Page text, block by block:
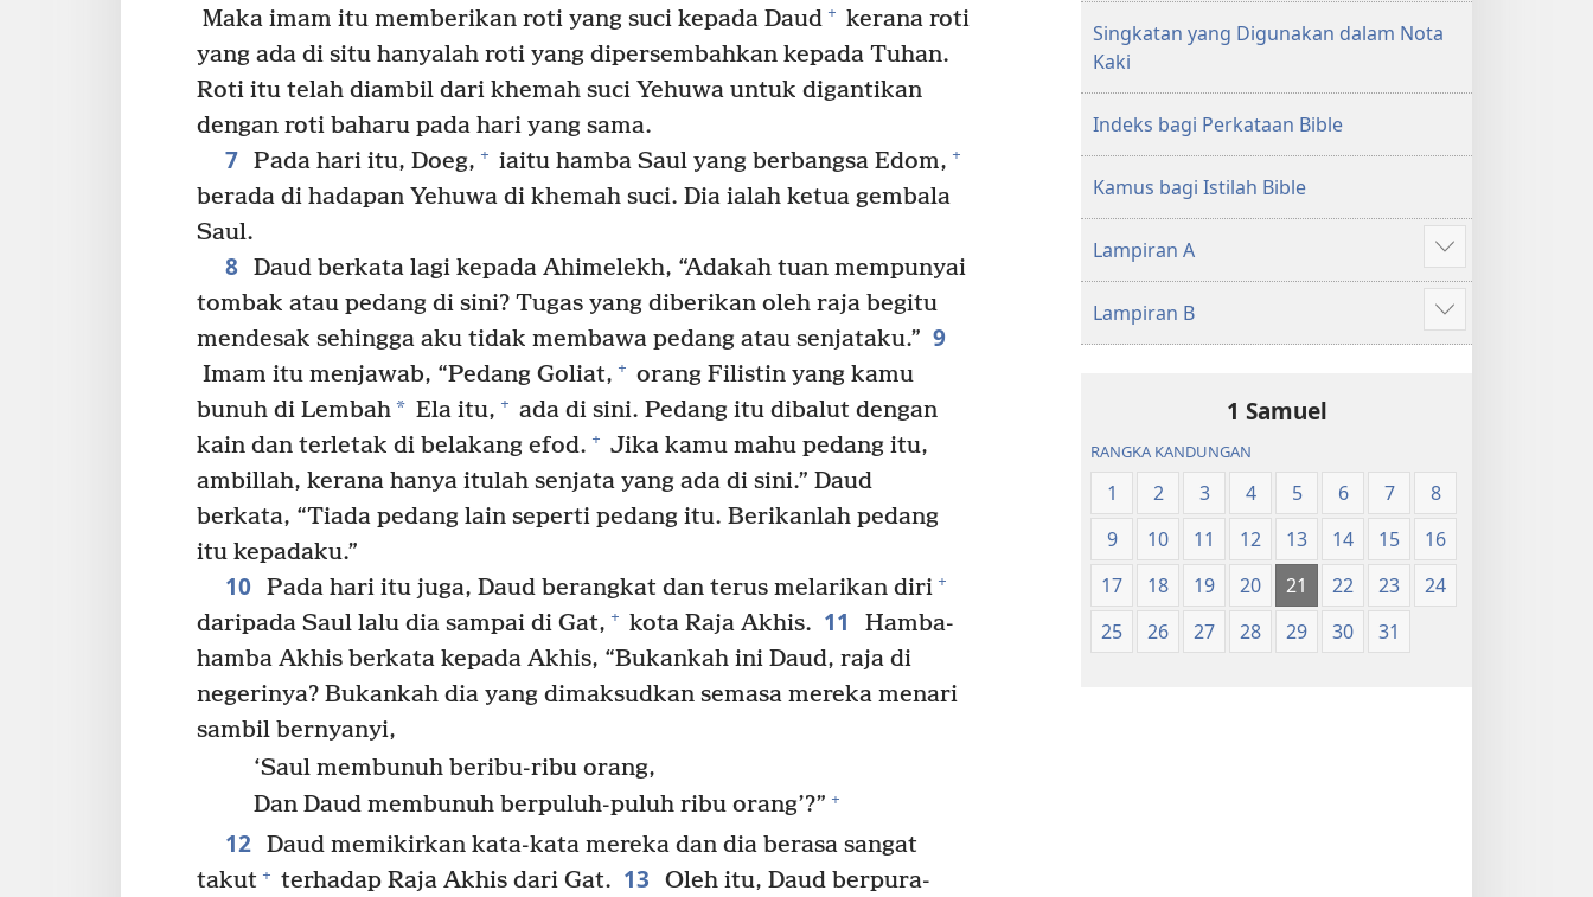
Maka imam itu memberikan roti yang suci kepada Daud + kerana roti
yang ada di situ hanyalah roti yang dipersembahkan kepada Tuhan.
Roti itu telah diambil dari khemah suci Yehuwa untuk digantikan
dengan roti baharu pada hari yang sama.
7 Pada hari itu, Doeg, + iaitu hamba Saul yang berbangsa Edom, +
berada di hadapan Yehuwa di khemah suci. Dia ialah ketua gembala
Saul.
8 Daud berkata lagi kepada Ahimelekh, “Adakah tuan mempunyai
tombak atau pedang di sini? Tugas yang diberikan oleh raja begitu
mendesak sehingga aku tidak membawa pedang atau senjataku.” 9
Imam itu menjawab, “Pedang Goliat, + orang Filistin yang kamu
bunuh di Lembah* Ela itu, + ada di sini. Pedang itu dibalut dengan
kain dan terletak di belakang efod. + Jika kamu mahu pedang itu,
ambillah, kerana hanya itulah senjata yang ada di sini.” Daud
berkata, “Tiada pedang lain seperti pedang itu. Berikanlah pedang
itu kepadaku.”
10 Pada hari itu juga, Daud berangkat dan terus melarikan diri +
daripada Saul lalu dia sampai di Gat, + kota Raja Akhis. 11
Hamba-
hamba Akhis berkata kepada Akhis, “Bukankah ini Daud, raja di
negerinya? Bukankah dia yang dimaksudkan semasa mereka menari
sambil bernyanyi,
‘Saul membunuh beribu-ribu orang,
Dan Daud membunuh berpuluh-puluh ribu orang’?” +
12 Daud memikirkan kata-kata mereka dan dia berasa sangat
takut + terhadap Raja Akhis dari Gat. 13
Oleh itu, Daud berpura-
Singkatan yang Digunakan dalam Nota
Kaki
Indeks bagi Perkataan Bible
Kamus bagi Istilah Bible
Lampiran A
Tunjukkan
lagi
Lampiran B
Tunjukkan
lagi
1 Samuel
RANGKA KANDUNGAN
1 2 3 4 5 6 7
8
9
10 11 12 13 14 15
16
17
18 19 20 21 22 23
24
25
26 27 28 29 30 31